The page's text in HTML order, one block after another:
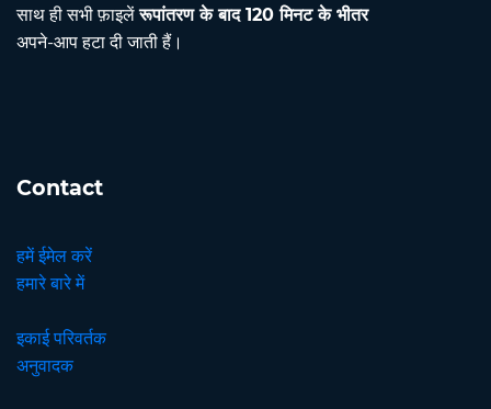
साथ ही सभी फ़ाइलेंरूपांतरण के बाद 120 मिनट के भीतर
अपने-आप हटा दी जाती हैं।
Contact
हमें ईमेल करें
हमारे बारे में
इकाई परिवर्तक
अनुवादक